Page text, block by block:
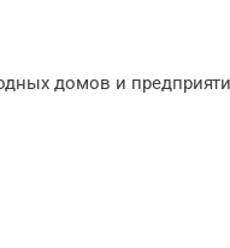
домов и